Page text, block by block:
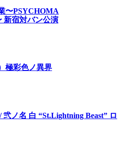
〜PSYCHOMA
宿対バン公演
極彩色ノ異界
ノ名 白 “St.Lightning Beast” ロ